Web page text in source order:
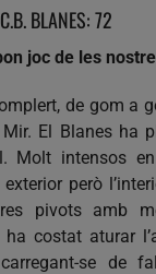
BLANES: 72
joc de les
de gom a
Mir. El Blanes ha
Molt intensos
però
pivots amb
ha costat aturar
se de